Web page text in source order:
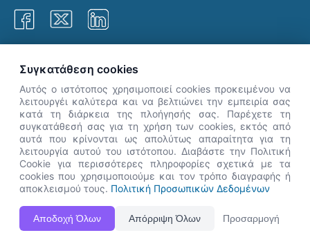
Η Ιστοσελίδα ΑνΑΔ είναι πλήρως συμβατή με τις νεότερες εκδόσεις, Google Chrome, Mozilla Firefox,
Apple Safari καθώς και Internet Explorer.
👋 Καλώς ήρθες! Είμαι η Νόησις.
Πες μου πώς μπορώ να σε βοηθήσω
σήμερα.
Συγκατάθεση cookies
Αυτός ο ιστότοπος χρησιμοποιεί cookies προκειμένου να
λειτουργέι καλύτερα και να βελτιώνει την εμπειρία σας
κατά τη διάρκεια της πλοήγησής σας. Παρέχετε τη
συγκατάθεσή σας για τη χρήση των cookies, εκτός από
αυτά που κρίνονται ως απολύτως απαραίτητα για τη
λειτουργία αυτού του ιστότοπου. Διαβάστε την Πολιτική
Cookie για περισσότερες πληροφορίες σχετικά με τα
cookies που χρησιμοποιούμε και τον τρόπο διαγραφής ή
αποκλεισμού τους. Πολιτική Προσωπικών Δεδομένων
Αποδοχή Όλων Απόρριψη Όλων Προσαρμογή